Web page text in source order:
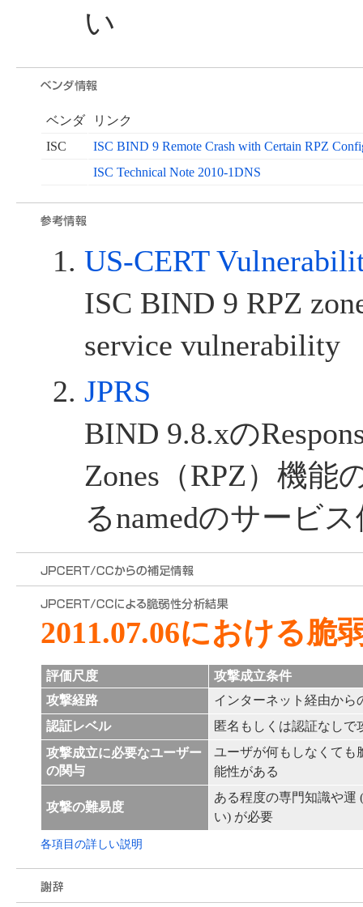
い
ベンダ
リンク
ISC
ISC BIND 9 Remote Crash with Certain RPZ
ISC Technical Note 2010-1DNS
US-CERT
ISC BIND 9 RPZ
service vulnerability
JPRS
BIND 9.8.xの
Zones（RPZ）機能
るnamedのサービ
2011.07.06における脆
評価尺度
攻撃成立条件
攻撃経路
インターネット経由から
認証レベル
匿名もしくは認証なしで
攻撃成立に必要なユーザー
の関与
ユーザが何もしなくても
能性がある
攻撃の難易度
ある程度の専門知識や運
い) が必要
各項目の詳しい説明